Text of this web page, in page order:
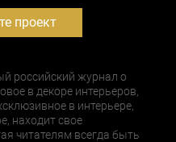
проект
российский журнал о
в декоре интерьеров,
в интерьере,
находит свое
читателям всегда быть